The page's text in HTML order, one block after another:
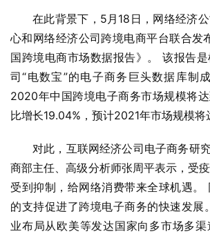
在此背景下，5月18日，网络经济
心和网络经济公司跨境电商平台联合发
国跨境电商市场数据报告》。 该报告
司“电数宝”的电子商务巨头数据库制
2020年中国跨境电子商务市场规模将
比增长19.04%，预计2021年市场规模将
对此，互联网经济公司电子商务研
商部主任、高级分析师张周平表示，受
受到抑制，给网络消费带来全球机遇。
的支持促进了跨境电子商务的快速发展
业布局从欧美等发达国家向多市场多